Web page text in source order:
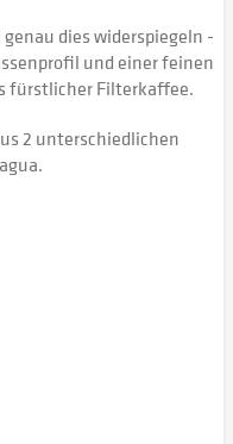
dies widerspiegeln -
und einer feinen
fürstlicher Filterkaffee.
2 unterschiedlichen